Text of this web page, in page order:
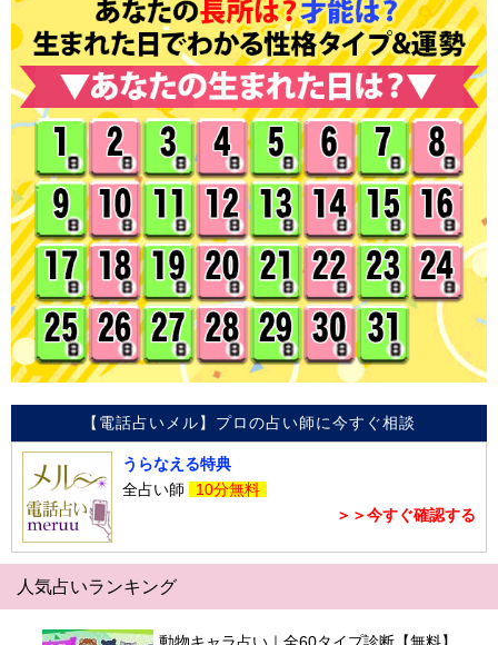
【電話占いメル】プロの占い師に今すぐ相談
うらなえる特典
全占い師
10分無料
＞＞今すぐ確認する
人気占いランキング